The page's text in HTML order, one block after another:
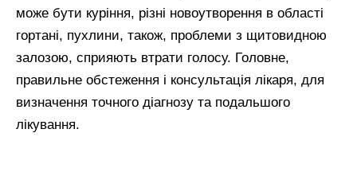
може бути куріння, різні новоутворення в області
гортані, пухлини, також, проблеми з щитовидною
залозою, сприяють втрати голосу. Головне,
правильне обстеження і консультація лікаря, для
визначення точного діагнозу та подальшого
лікування.